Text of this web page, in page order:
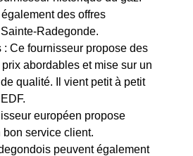
des offres
Radegonde.
: Ce fournisseur propose des
abordables et mise sur un
qualité. Il vient petit à petit
européen propose
service client.
peuvent également